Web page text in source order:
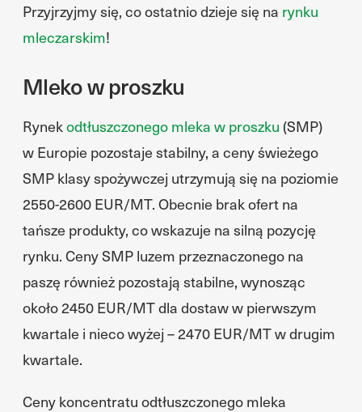
Przyjrzyjmy się, co ostatnio dzieje się na rynku
mleczarskim!
Mleko w proszku
Rynekodtłuszczonego mleka w proszku (SMP)
w Europie pozostaje stabilny, a ceny świeżego
SMP klasy spożywczej utrzymują się na poziomie
2550-2600 EUR/MT. Obecnie brak ofert na
tańsze produkty, co wskazuje na silną pozycję
rynku. Ceny SMP luzem przeznaczonego na
paszę również pozostają stabilne, wynosząc
około 2450 EUR/MT dla dostaw w pierwszym
kwartale i nieco wyżej – 2470 EUR/MT w drugim
kwartale.
Ceny koncentratu odtłuszczonego mleka